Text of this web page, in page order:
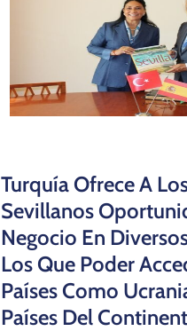
Turquía Ofrece A
Sevillanos
Negocio En
Los Que Poder
Países Como
Países Del